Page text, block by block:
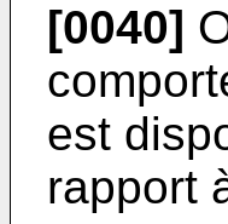
[0040]
est
rapport